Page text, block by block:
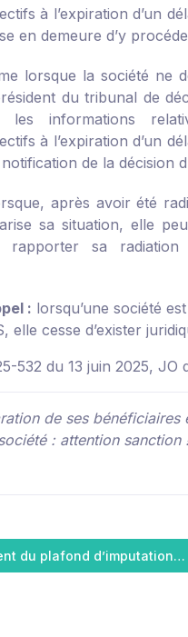
à l’expiration d’un
en demeure d’y
lorsque la société ne
du tribunal de
informations
à l’expiration d’un
de la décision
après avoir été
sa situation, elle
sa radiation
: lorsqu’une société
elle cesse d’exister
532 du 13 juin 2025, JO
de ses bénéficiaires
: attention sanction
du plafond d’imputation…